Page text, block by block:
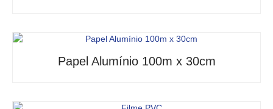
Papel Alumínio 100m x 30cm